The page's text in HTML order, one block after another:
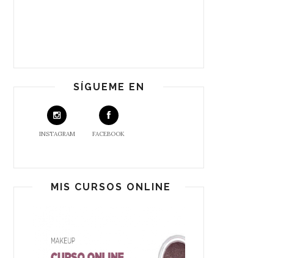
SÍGUEME EN
INSTAGRAM FACEBOOK
MIS CURSOS ONLINE